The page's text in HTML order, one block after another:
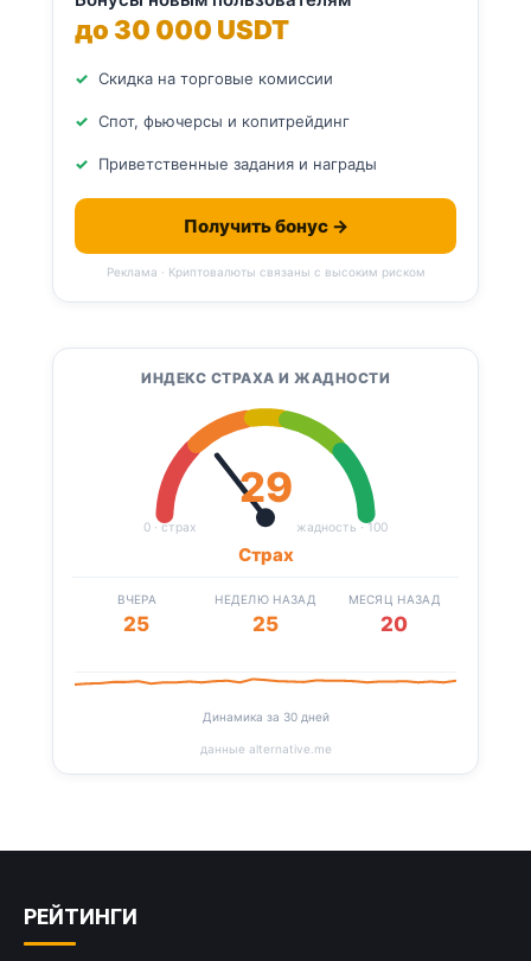
до 30 000 USDT
Скидка на торговые комиссии
Спот, фьючерсы и копитрейдинг
Приветственные задания и награды
Получить бонус →
Реклама · Криптовалюты связаны с высоким риском
ИНДЕКС СТРАХА И ЖАДНОСТИ
0 · страх жадность · 100
29
Страх
ВЧЕРА
25
НЕДЕЛЮ НАЗАД
25
МЕСЯЦ НАЗАД
20
Динамика за 30 дней
данные alternative.me
РЕЙТИНГИ